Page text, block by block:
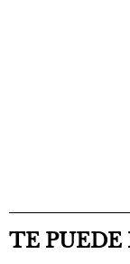
TE PUEDE